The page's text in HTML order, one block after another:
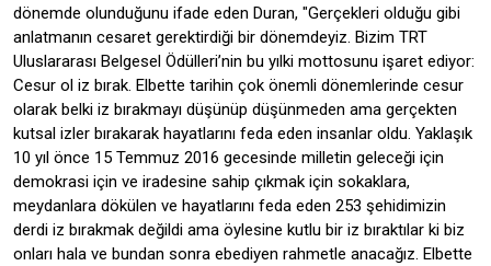
dönemde olunduğunu ifade eden Duran, "Gerçekleri olduğu gibi
anlatmanın cesaret gerektirdiği bir dönemdeyiz. Bizim TRT
Uluslararası Belgesel Ödülleri’nin bu yılki mottosunu işaret ediyor:
Cesur ol iz bırak. Elbette tarihin çok önemli dönemlerinde cesur
olarak belki iz bırakmayı düşünüp düşünmeden ama gerçekten
kutsal izler bırakarak hayatlarını feda eden insanlar oldu. Yaklaşık
10 yıl önce 15 Temmuz 2016 gecesinde milletin geleceği için
demokrasi için ve iradesine sahip çıkmak için sokaklara,
meydanlara dökülen ve hayatlarını feda eden 253 şehidimizin
derdi iz bırakmak değildi ama öylesine kutlu bir iz bıraktılar ki biz
onları hala ve bundan sonra ebediyen rahmetle anacağız. Elbette